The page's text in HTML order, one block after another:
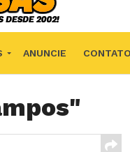
ANUNCIE CONTATO